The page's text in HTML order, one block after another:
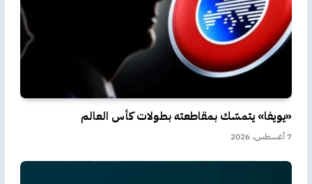
«يويفا» يتمسّك بمقاطعته بطولات كأس العالم
7 أغسطس، 2026